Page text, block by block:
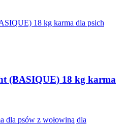
(BASIQUE) 18 kg karma